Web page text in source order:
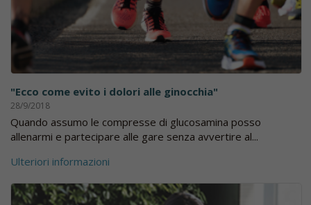
"Ecco come evito i dolori alle ginocchia"
28/9/2018
Quando assumo le compresse di glucosamina posso
allenarmi e partecipare alle gare senza avvertire al...
Ulteriori informazioni